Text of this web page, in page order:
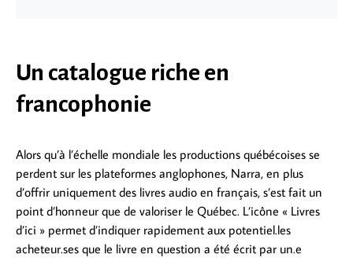
Un catalogue riche en
francophonie
Alors qu’à l’échelle mondiale les productions québécoises se
perdent sur les plateformes anglophones, Narra, en plus
d’offrir uniquement des livres audio en français, s’est fait un
point d’honneur que de valoriser le Québec. L’icône « Livres
d’ici » permet d’indiquer rapidement aux potentiel.les
acheteur.ses que le livre en question a été écrit par un.e